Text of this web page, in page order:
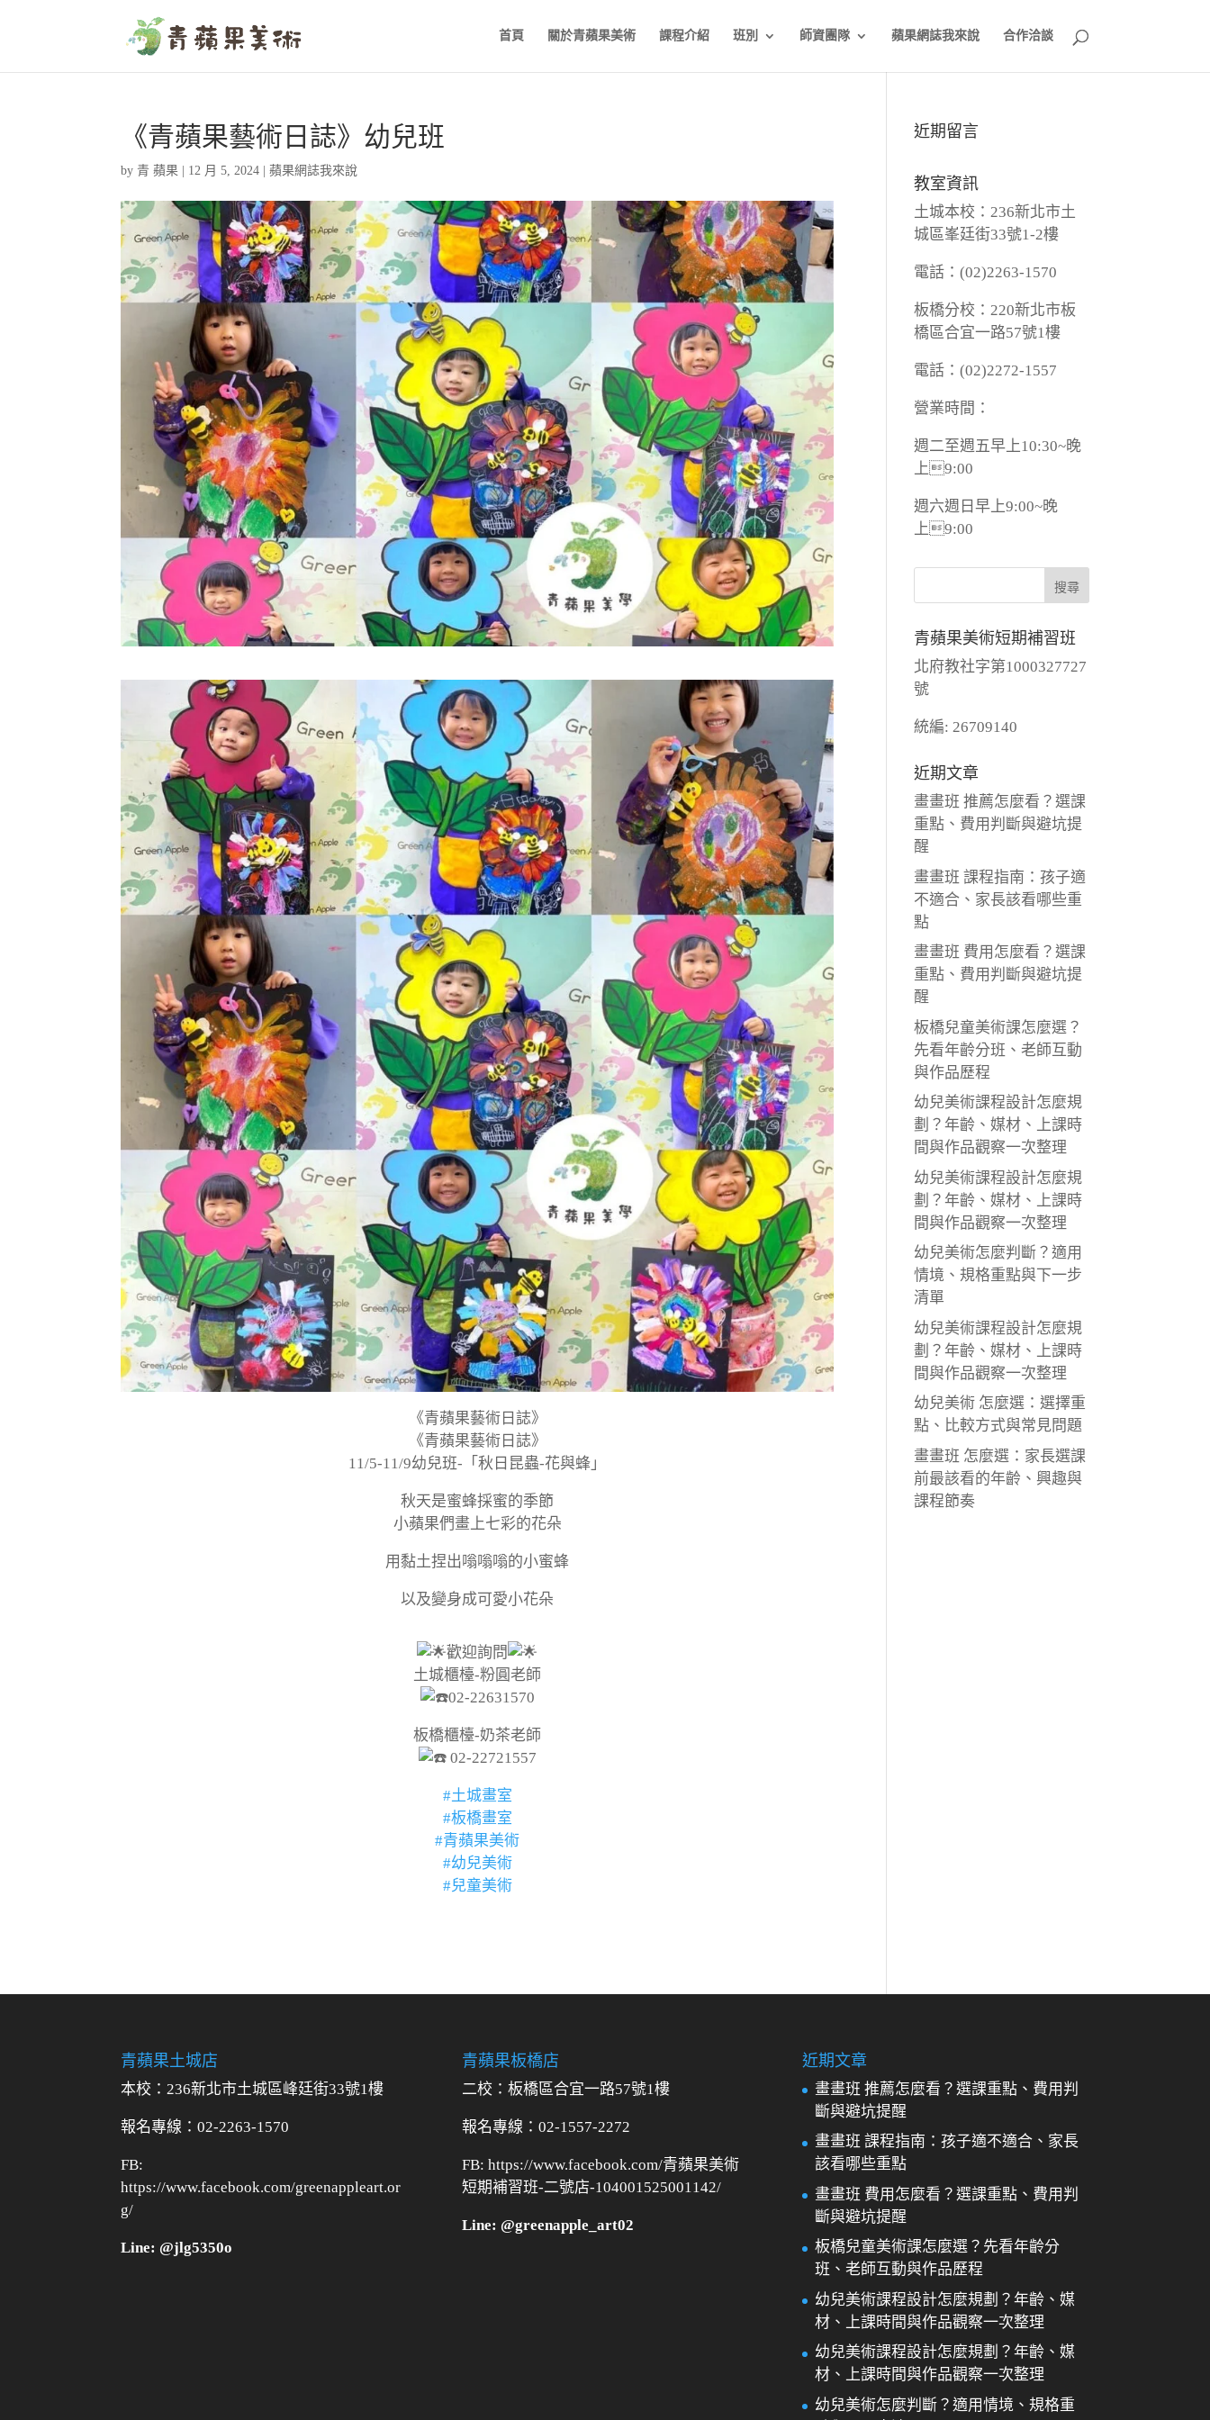
首頁 關於青蘋果美術 課程介紹 班別 師資團隊 蘋果網誌我來說 合作洽談
《青蘋果藝術日誌》幼兒班
by青 蘋果 12 月 5, 2024 |蘋果網誌我來說
《青蘋果藝術日誌》
《青蘋果藝術日誌》
11/5-11/9幼兒班-「秋日昆蟲-花與蜂」
秋天是蜜蜂採蜜的季節
小蘋果們畫上七彩的花朵
用黏土捏出嗡嗡嗡的小蜜蜂
以及變身成可愛小花朵
歡迎詢問
土城櫃檯-粉圓老師
02-22631570
板橋櫃檯-奶茶老師
02-22721557
#土城畫室
#板橋畫室
#青蘋果美術
#幼兒美術
#兒童美術
近期留言
教室資訊
土城本校：236新北市土
城區峯廷街33號1-2樓
電話：(02)2263-1570
板橋分校：220新北市板
橋區合宜一路57號1樓
電話：(02)2272-1557
營業時間：
週二至週五早上10:30~晚
上9:00
週六週日早上9:00~晚
上9:00
青蘋果美術短期補習班
北府教社字第1000327727
號
統編: 26709140
近期文章
畫畫班 推薦怎麼看？選課
重點、費用判斷與避坑提
醒
畫畫班 課程指南：孩子適
不適合、家長該看哪些重
點
畫畫班 費用怎麼看？選課
重點、費用判斷與避坑提
醒
板橋兒童美術課怎麼選？
先看年齡分班、老師互動
與作品歷程
幼兒美術課程設計怎麼規
劃？年齡、媒材、上課時
間與作品觀察一次整理
幼兒美術課程設計怎麼規
劃？年齡、媒材、上課時
間與作品觀察一次整理
幼兒美術怎麼判斷？適用
情境、規格重點與下一步
清單
幼兒美術課程設計怎麼規
劃？年齡、媒材、上課時
間與作品觀察一次整理
幼兒美術 怎麼選：選擇重
點、比較方式與常見問題
畫畫班 怎麼選：家長選課
前最該看的年齡、興趣與
課程節奏
青蘋果土城店
本校：236新北市土城區峰廷街33號1樓
報名專線：02-2263-1570
FB:
https://www.facebook.com/greenappleart.or
g/
Line: @jlg5350o
青蘋果板橋店
二校： 板橋區合宜一路57號1樓
報名專線：02-1557-2272
FB: https://www.facebook.com/青蘋果美術
短期補習班-二號店-104001525001142/
Line: @greenapple_art02
近期文章
畫畫班 推薦怎麼看？選課重點、費用判
斷與避坑提醒
畫畫班 課程指南：孩子適不適合、家長
該看哪些重點
畫畫班 費用怎麼看？選課重點、費用判
斷與避坑提醒
板橋兒童美術課怎麼選？先看年齡分
班、老師互動與作品歷程
幼兒美術課程設計怎麼規劃？年齡、媒
材、上課時間與作品觀察一次整理
幼兒美術課程設計怎麼規劃？年齡、媒
材、上課時間與作品觀察一次整理
幼兒美術怎麼判斷？適用情境、規格重